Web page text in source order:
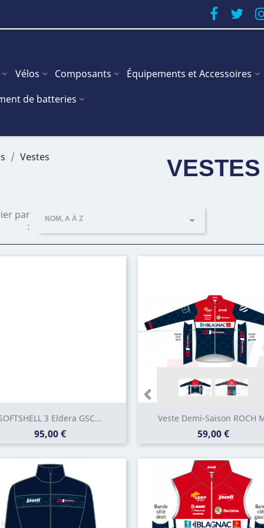
Vélos Composants Équipements et Accessoires
de batteries
Vestes VESTES
par
:
NOM, A À Z 
3 Eldera GSC...
Prix
95,00 €
Veste Demi-Saison ROCH
Prix
59,00 €